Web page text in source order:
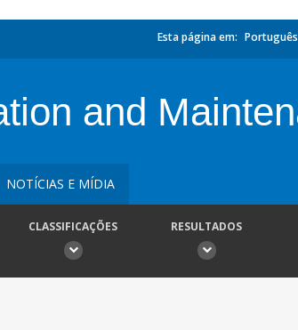
Esta página em: Português
and
NOTÍCIAS E MÍDIA
CLASSIFICAÇÕES RESULTADOS